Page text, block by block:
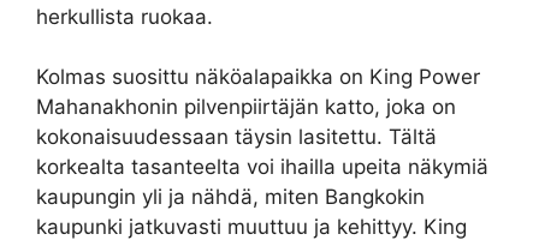
herkullista ruokaa.
Kolmas suosittu näköalapaikka on King Power
Mahanakhonin pilvenpiirtäjän katto, joka on
kokonaisuudessaan täysin lasitettu. Tältä
korkealta tasanteelta voi ihailla upeita näkymiä
kaupungin yli ja nähdä, miten Bangkokin
kaupunki jatkuvasti muuttuu ja kehittyy. King